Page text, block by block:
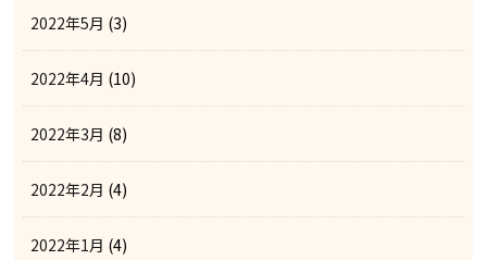
2022年5月 (3)
2022年4月 (10)
2022年3月 (8)
2022年2月 (4)
2022年1月 (4)